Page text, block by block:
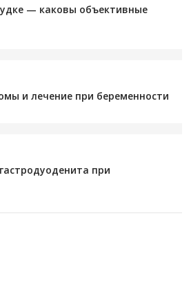
— каковы объективные
и лечение при беременности
при